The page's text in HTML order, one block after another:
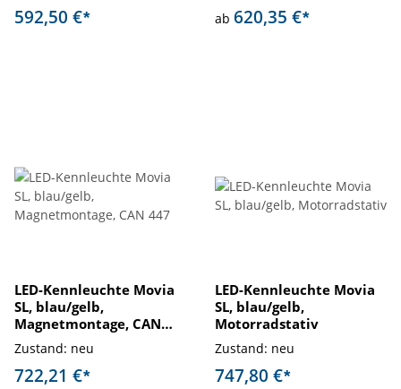
592,50 €* ab 620,35 €*
LED-Kennleuchte Movia
SL, blau/gelb,
Magnetmontage, CAN
447
Zustand: neu
722,21 €*
LED-Kennleuchte Movia
SL, blau/gelb,
Motorradstativ
Zustand: neu
747,80 €*